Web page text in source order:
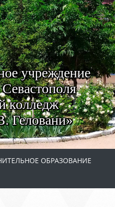
учреждение
колледж
Геловани»
ОБРАЗОВАНИЕ